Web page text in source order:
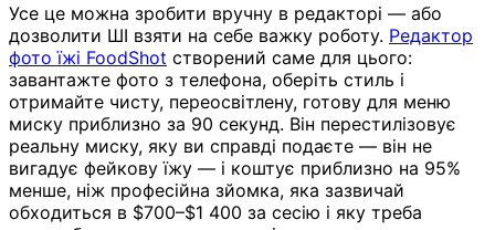
Усе це можна зробити вручну в редакторі — або
дозволити ШІ взяти на себе важку роботу. Редактор
фото їжі FoodShot створений саме для цього:
завантажте фото з телефона, оберіть стиль і
отримайте чисту, переосвітлену, готову для меню
миску приблизно за 90 секунд. Він перестилізовує
реальну миску, яку ви справді подаєте — він не
вигадує фейкову їжу — і коштує приблизно на 95%
менше, ніж професійна зйомка, яка зазвичай
обходиться в $700–$1 400 за сесію і яку треба